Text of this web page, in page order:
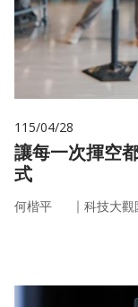
115/04/28
讓每一次揮空
式
何楷平 ｜ 科技大觀